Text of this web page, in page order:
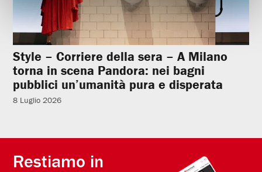
Style – Corriere della sera – A Milano
torna in scena Pandora: nei bagni
pubblici un’umanità pura e disperata
8 Luglio 2026
Restiamo in